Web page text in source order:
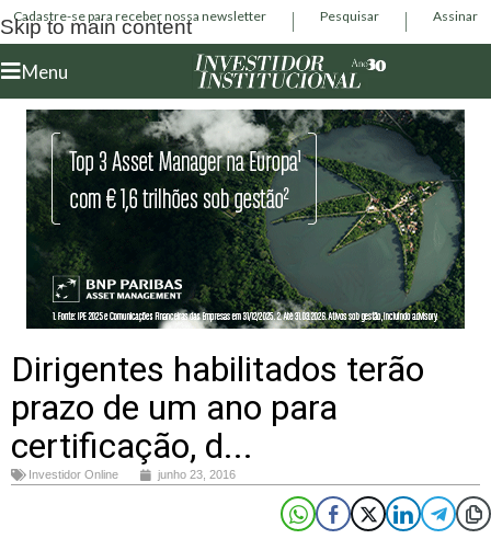
Skip to main content
Cadastre-se para receber nossa newsletter Pesquisar Assinar
Menu
Dirigentes habilitados terão
prazo de um ano para
certificação, d...
Investidor Online junho 23, 2016